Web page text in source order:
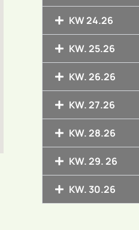
KW 24.26
KW. 25.26
KW. 26.26
KW. 27.26
KW. 28.26
KW. 29. 26
KW. 30.26